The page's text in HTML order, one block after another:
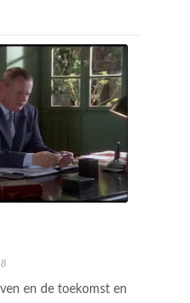
en de toekomst en